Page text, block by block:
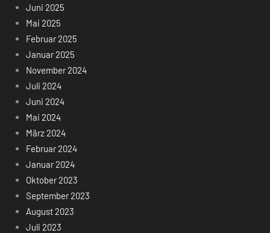
Juni 2025
Mai 2025
Februar 2025
Januar 2025
November 2024
Juli 2024
Juni 2024
Mai 2024
März 2024
Februar 2024
Januar 2024
Oktober 2023
September 2023
August 2023
Juli 2023